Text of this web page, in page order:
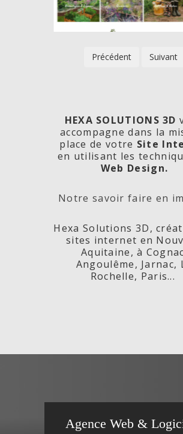
Les
Précédent Suivant
HEXA SOLUTIONS 3D
accompagne dans la
place de votre Site
en utilisant les
Web Design.
Notre savoir faire en
Hexa Solutions 3D,
sites internet en
Aquitaine, à
Angoulême, Jarnac,
Rochelle, Paris...
Agence Web &